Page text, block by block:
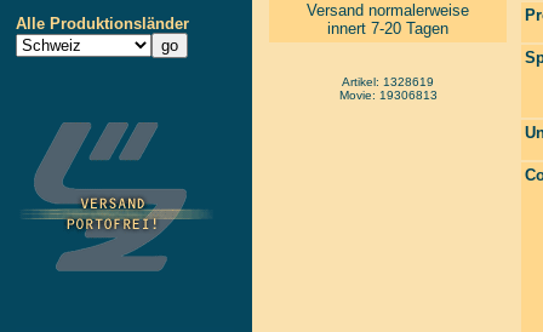
Alle Produktionsländer
Versand normalerweise
innert 7-20 Tagen
Artikel: 1328619
Movie: 19306813